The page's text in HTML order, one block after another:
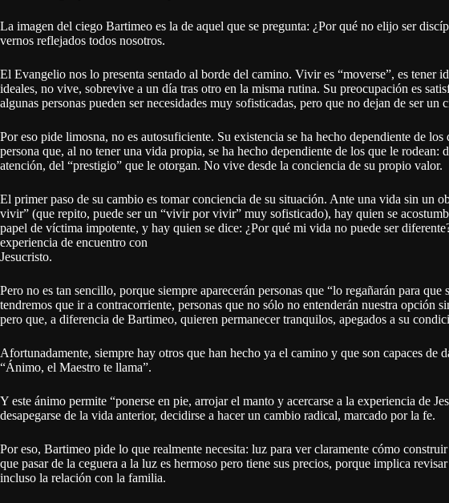
La imagen del ciego Bartimeo es la de aquel que se pregunta: ¿Por qué no elijo ser
vernos reflejados todos nosotros.
El Evangelio nos lo presenta sentado al borde del camino. Vivir es “moverse”, es tener
ideales, no vive, sobrevive a un día tras otro en la misma rutina. Su preocupación es
algunas personas pueden ser necesidades muy sofisticadas, pero que no dejan de ser un
Por eso pide limosna, no es autosuficiente. Su existencia se ha hecho dependiente de
persona que, al no tener una vida propia, se ha hecho dependiente de los que le rodean:
atención, del “prestigio” que le otorgan. No vive desde la conciencia de su propio valor.
El primer paso de su cambio es tomar conciencia de su situación. Ante una vida sin un
vivir” (que repito, puede ser un “vivir por vivir” muy sofisticado), hay quien se
papel de víctima impotente, y hay quien se dice: ¿Por qué mi vida no puede ser
experiencia de encuentro con
Jesucristo.
Pero no es tan sencillo, porque siempre aparecerán personas que “lo regañarán para que
tendremos que ir a contracorriente, personas que no sólo no entenderán nuestra opción
pero que, a diferencia de Bartimeo, quieren permanecer tranquilos, apegados a su
Afortunadamente, siempre hay otros que han hecho ya el camino y que son capaces de
“Ánimo, el Maestro te llama”.
Y este ánimo permite “ponerse en pie, arrojar el manto y acercarse a la experiencia de
desapegarse de la vida anterior, decidirse a hacer un cambio radical, marcado por la fe.
Por eso, Bartimeo pide lo que realmente necesita: luz para ver claramente cómo
que pasar de la ceguera a la luz es hermoso pero tiene sus precios, porque implica
incluso la relación con la familia.